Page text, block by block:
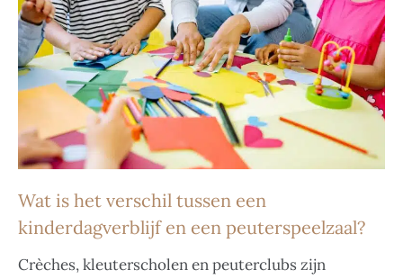
Wat is het verschil tussen een
kinderdagverblijf en een peuterspeelzaal?
Crèches, kleuterscholen en peuterclubs zijn